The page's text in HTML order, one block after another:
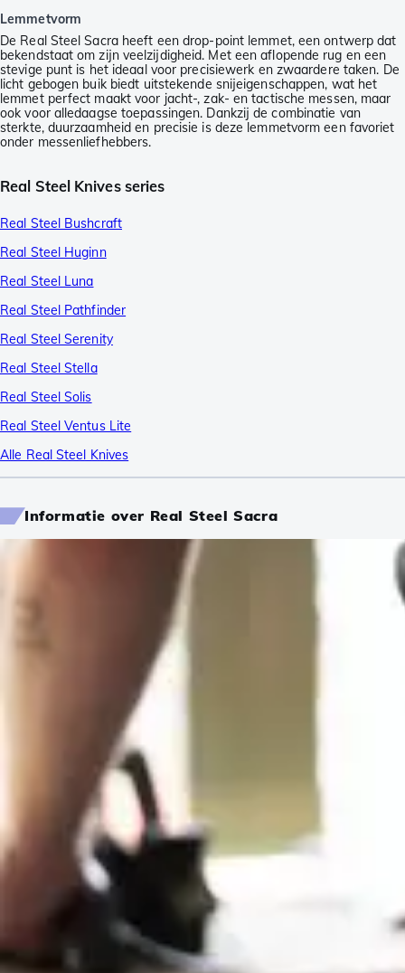
Lemmetvorm
De Real Steel Sacra heeft een drop-point lemmet, een ontwerp dat
bekendstaat om zijn veelzijdigheid. Met een aflopende rug en een
stevige punt is het ideaal voor precisiewerk en zwaardere taken. De
licht gebogen buik biedt uitstekende snijeigenschappen, wat het
lemmet perfect maakt voor jacht-, zak- en tactische messen, maar
ook voor alledaagse toepassingen. Dankzij de combinatie van
sterkte, duurzaamheid en precisie is deze lemmetvorm een favoriet
onder messenliefhebbers.
Real Steel Knives series
Real Steel Bushcraft
Real Steel Huginn
Real Steel Luna
Real Steel Pathfinder
Real Steel Serenity
Real Steel Stella
Real Steel Solis
Real Steel Ventus Lite
Alle Real Steel Knives
Informatie over Real Steel Sacra